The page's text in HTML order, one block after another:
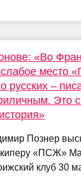
«Во
место
русских –
Это
Познер
«ПСЖ»
клуб 30